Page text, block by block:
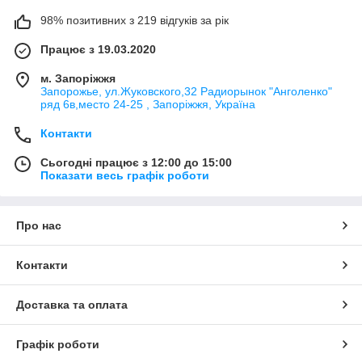
Вся без винятку техніка цього молодого бренду має
козир сучасної техніки NOUS – це висока якість продукції та її
доступна ціна. З дня створення і до сьогодні стиль бренду,
ультрасучасні технології, надійне якість і приваблива цінова
Продукція NOUS
товарів і регулярно постачає на ринок все нові модельні
98% позитивних з 219 відгуків за рік
Працює з 19.03.2020
м. Запоріжжя
Запорожье, ул.Жуковского,32 Радиорынок "Анголенко"
ряд 6в,место 24-25 , Запоріжжя, Україна
Контакти
Сьогодні працює з 12:00 до 15:00
Показати весь графік роботи
Про нас
Контакти
Доставка та оплата
Графік роботи